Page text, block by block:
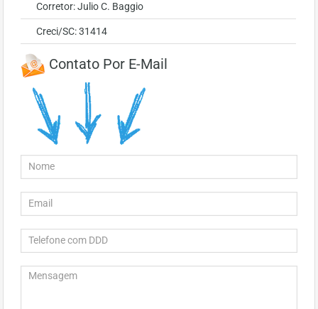
Corretor: Julio C. Baggio
Creci/SC: 31414
Contato Por E-Mail